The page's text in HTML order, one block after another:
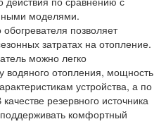
моделями.
позволяет
затратах на отопление.
можно легко
водяного отопления, мощность
устройства, а по
резервного источника
поддерживать комфортный